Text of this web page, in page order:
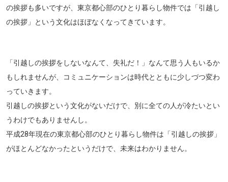
の挨拶も多いですが、東京都心部のひとり暮らし物件では「引越し
の挨拶」という文化はほぼなくなってきています。
「引越しの挨拶をしないなんて、失礼だ！」なんて思う人もいるか
もしれませんが、コミュニケーションは時代とともに少しづつ変わ
っていきます。
引越しの挨拶という文化がないだけで、別に全ての人が冷たいとい
うわけでもありませんし。
平成28年現在の東京都心部のひとり暮らし物件は「引越しの挨拶」
がほとんどなかったというだけで、未来はわかりません。